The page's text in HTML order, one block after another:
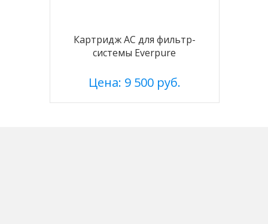
Картридж АС для фильтр-
системы Everpure
Цена: 9 500 руб.